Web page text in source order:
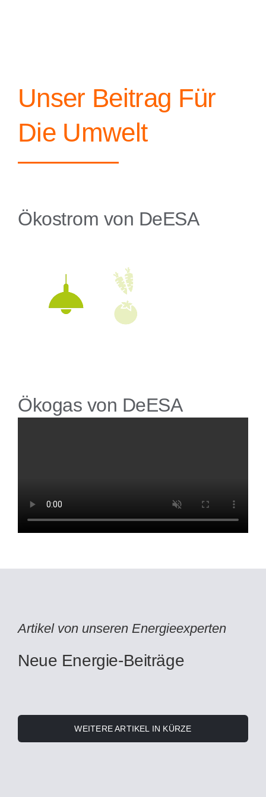
Unser Beitrag Für
Die Umwelt
Ökostrom von DeESA
Ökogas von DeESA
Artikel von unseren Energieexperten
Neue Energie-Beiträge
WEITERE ARTIKEL IN KÜRZE